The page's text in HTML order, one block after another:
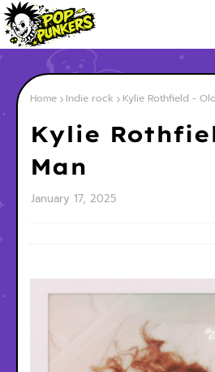
Home Indie rock Kylie Rothfield -
Kylie
Man
January 17, 2025